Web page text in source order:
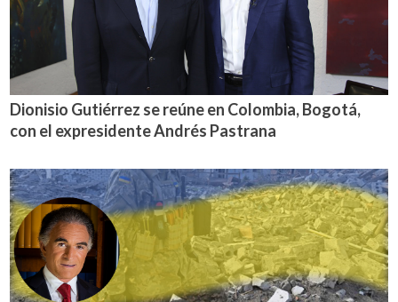
Dionisio Gutiérrez se reúne en Colombia, Bogotá,
con el expresidente Andrés Pastrana